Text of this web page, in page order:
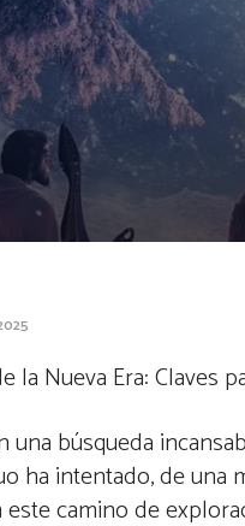
la Nueva Era: Claves
una búsqueda
ha intentado, de
camino de